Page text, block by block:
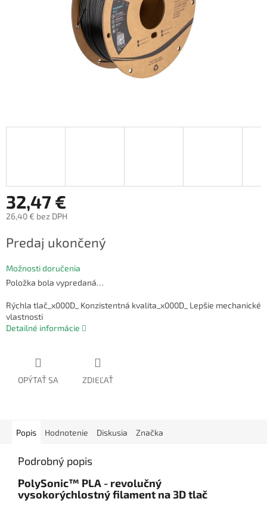
32,47 €
26,40 € bez DPH
cena:
Predaj ukončený
Možnosti doručenia
Položka bola vypredaná…
Rýchla tlač_x000D_ Konzistentná kvalita_x000D_ Lepšie mechanické
vlastnosti
Detailné informácie
OPÝTAŤ SA ZDIEĽAŤ
Popis Hodnotenie Diskusia Značka
Podrobný popis
PolySonic™ PLA - revolučný
vysokorýchlostný filament na 3D tlač